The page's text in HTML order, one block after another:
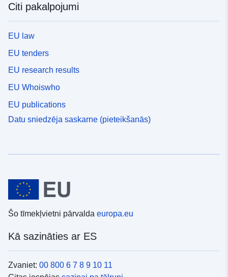
Citi pakalpojumi
EU law
EU tenders
EU research results
EU Whoiswho
EU publications
Datu sniedzēja saskarne (pieteikšanās)
Šo tīmekļvietni pārvalda europa.eu
Kā sazināties ar ES
Zvaniet: 00 800 6 7 8 9 10 11